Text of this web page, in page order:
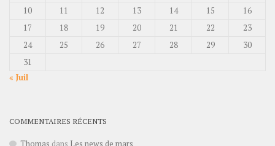
10
11 12 13 14 15
16
17
18 19 20 21 22
23
24
25 26 27 28 29
30
31
« Juil
COMMENTAIRES RÉCENTS
Thomas dans Les news de mars